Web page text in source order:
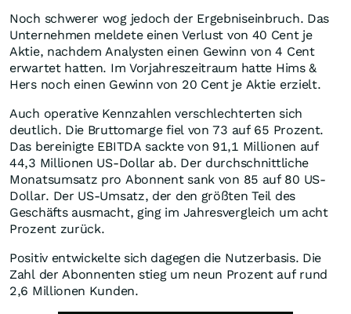
Noch schwerer wog jedoch der Ergebniseinbruch. Das
Unternehmen meldete einen Verlust von 40 Cent je
Aktie, nachdem Analysten einen Gewinn von 4 Cent
erwartet hatten. Im Vorjahreszeitraum hatte Hims &
Hers noch einen Gewinn von 20 Cent je Aktie erzielt.
Auch operative Kennzahlen verschlechterten sich
deutlich. Die Bruttomarge fiel von 73 auf 65 Prozent.
Das bereinigte EBITDA sackte von 91,1 Millionen auf
44,3 Millionen US-Dollar ab. Der durchschnittliche
Monatsumsatz pro Abonnent sank von 85 auf 80 US-
Dollar. Der US-Umsatz, der den größten Teil des
Geschäfts ausmacht, ging im Jahresvergleich um acht
Prozent zurück.
Positiv entwickelte sich dagegen die Nutzerbasis. Die
Zahl der Abonnenten stieg um neun Prozent auf rund
2,6 Millionen Kunden.